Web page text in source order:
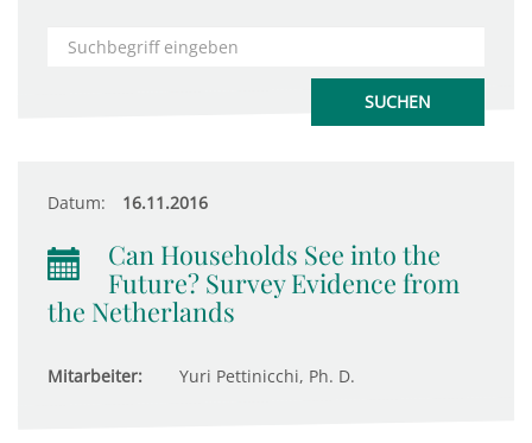
Datum: 16.11.2016
Can Households See into the
Future? Survey Evidence from
the Netherlands
Mitarbeiter: Yuri Pettinicchi, Ph. D.